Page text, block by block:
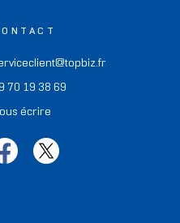
70 19 38 69
écrire